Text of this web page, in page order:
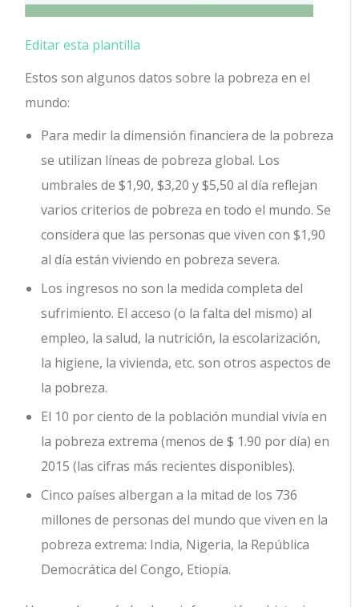
Editar esta plantilla
Estos son algunos datos sobre la pobreza en el
mundo:
Para medir la dimensión financiera de la pobreza
se utilizan líneas de pobreza global. Los
umbrales de $1,90, $3,20 y $5,50 al día reflejan
varios criterios de pobreza en todo el mundo. Se
considera que las personas que viven con $1,90
al día están viviendo en pobreza severa.
Los ingresos no son la medida completa del
sufrimiento. El acceso (o la falta del mismo) al
empleo, la salud, la nutrición, la escolarización,
la higiene, la vivienda, etc. son otros aspectos de
la pobreza.
El 10 por ciento de la población mundial vivía en
la pobreza extrema (menos de $ 1.90 por día) en
2015 (las cifras más recientes disponibles).
Cinco países albergan a la mitad de los 736
millones de personas del mundo que viven en la
pobreza extrema: India, Nigeria, la República
Democrática del Congo, Etiopía.